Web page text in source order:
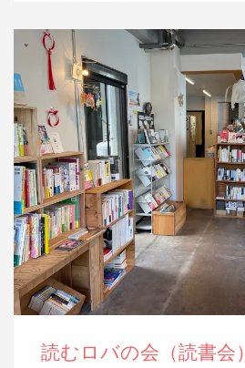
読むロバの会（読書会）